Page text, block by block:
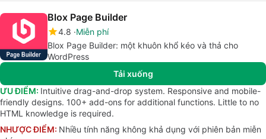
Blox Page Builder
4.8 Miễn phí
Blox Page Builder: một khuôn khổ kéo và thả cho
WordPress
Tải xuống
ƯU ĐIỂM: Intuitive drag-and-drop system. Responsive and mobile-
friendly designs. 100+ add-ons for additional functions. Little to no
HTML knowledge is required.
NHƯỢC ĐIỂM: Nhiều tính năng không khả dụng với phiên bản miễn